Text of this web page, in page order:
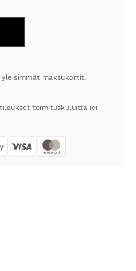
maksukortit,
toimituskuluitta (ei